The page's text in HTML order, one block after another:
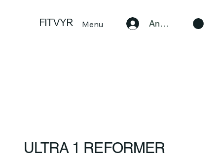
FITVYR Anmelden
Menu
ULTRA 1 REFORMER